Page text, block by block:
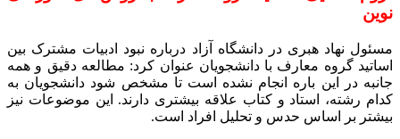
نوین
مسئول نهاد هبری در دانشگاه آزاد درباره نبود ادبیات مشترک بین
اساتید گروه معارف با دانشجویان عنوان کرد: مطالعه دقیق و همه
جانبه در این باره انجام نشده است تا مشخص شود دانشجویان به
کدام رشته، استاد و کتاب علاقه بیشتری دارند. این موضوعات نیز
بیشتر بر اساس حدس و تحلیل افراد است.